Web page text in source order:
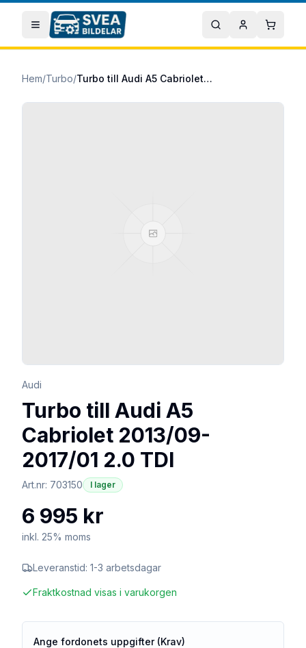
Hoppa till huvudinnehåll
Öppna meny Sök Mitt konto
Hem/Turbo/ Turbo till Audi A5 Cabriolet 2013/09-2017/01 2.0 TDI
Audi
Turbo till Audi A5
Cabriolet 2013/09-
2017/01 2.0 TDI
Art.nr: 703150 I lager
6 995 kr
inkl. 25% moms
Leveranstid: 1-3 arbetsdagar
Fraktkostnad visas i varukorgen
Ange fordonets uppgifter (Krav)